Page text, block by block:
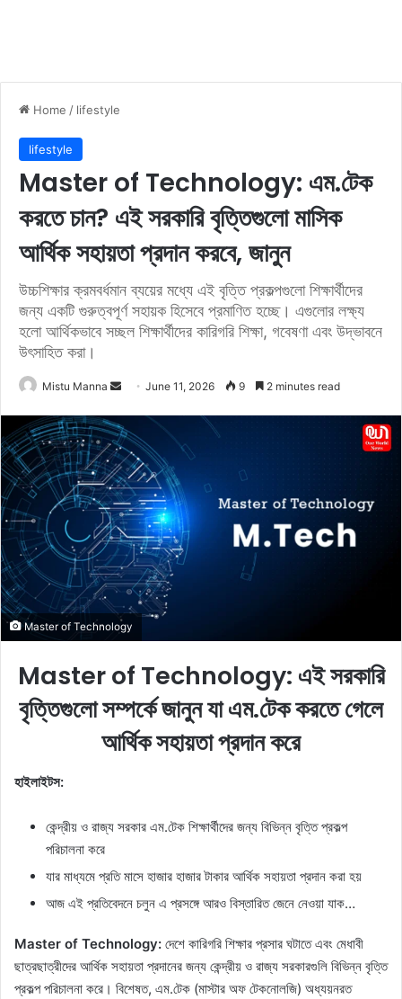
Home / lifestyle
lifestyle
Master of Technology: এম.টেক
করতে চান? এই সরকারি বৃত্তিগুলো মাসিক
আর্থিক সহায়তা প্রদান করবে, জানুন
উচ্চশিক্ষার ক্রমবর্ধমান ব্যয়ের মধ্যে এই বৃত্তি প্রকল্পগুলো শিক্ষার্থীদের
জন্য একটি গুরুত্বপূর্ণ সহায়ক হিসেবে প্রমাণিত হচ্ছে। এগুলোর লক্ষ্য
হলো আর্থিকভাবে সচ্ছল শিক্ষার্থীদের কারিগরি শিক্ষা, গবেষণা এবং উদ্ভাবনে
উৎসাহিত করা।
Mistu Manna
n
d
a
n
e
m
a
i
June 11, 2026 9 2 minutes read
Master of Technology
Master of Technology: এই সরকারি
বৃত্তিগুলো সম্পর্কে জানুন যা এম.টেক করতে গেলে
আর্থিক সহায়তা প্রদান করে
হাইলাইটস:
কেন্দ্রীয় ও রাজ্য সরকার এম.টেক শিক্ষার্থীদের জন্য বিভিন্ন বৃত্তি প্রকল্প
পরিচালনা করে
যার মাধ্যমে প্রতি মাসে হাজার হাজার টাকার আর্থিক সহায়তা প্রদান করা হয়
আজ এই প্রতিবেদনে চলুন এ প্রসঙ্গে আরও বিস্তারিত জেনে নেওয়া যাক…
Master of Technology: দেশে কারিগরি শিক্ষার প্রসার ঘটাতে এবং মেধাবী
ছাত্রছাত্রীদের আর্থিক সহায়তা প্রদানের জন্য কেন্দ্রীয় ও রাজ্য সরকারগুলি বিভিন্ন বৃত্তি
প্রকল্প পরিচালনা করে। বিশেষত, এম.টেক (মাস্টার অফ টেকনোলজি) অধ্যয়নরত